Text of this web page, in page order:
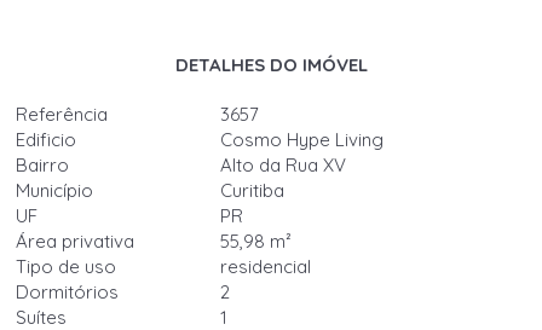
DETALHES DO IMÓVEL
Referência
3657
Edificio
Cosmo Hype Living
Bairro
Alto da Rua XV
Município
Curitiba
UF
PR
Área privativa
55,98 m²
Tipo de uso
residencial
Dormitórios
2
Suítes
1